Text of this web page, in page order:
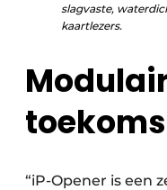
slagvaste,
kaartlezers.
“iP-Opener is een